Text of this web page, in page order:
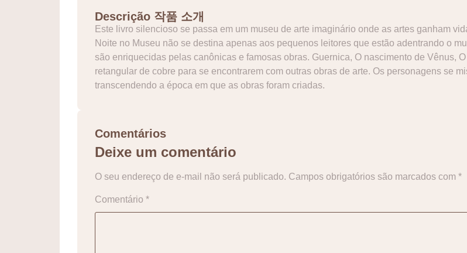
Descrição 작품 소개
Este livro silencioso se passa em um museu de arte imaginário onde as artes ganham
Noite no Museu não se destina apenas aos pequenos leitores que estão adentrando o
são enriquecidas pelas canônicas e famosas obras. Guernica, O nascimento de Vênus,
retangular de cobre para se encontrarem com outras obras de arte. Os personagens se
transcendendo a época em que as obras foram criadas.
Comentários
Deixe um comentário
O seu endereço de e-mail não será publicado. Campos obrigatórios são marcados com *
Comentário *